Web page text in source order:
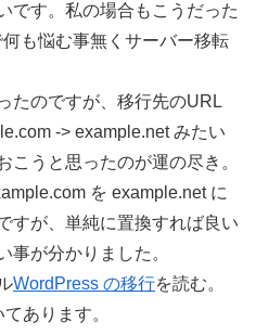
です。私の場合もこうだった
も悩む事無くサーバー移転
たのですが、移行先のURL
-> example.net みたい
こうと思ったのが運の尽き。
を example.net に
すが、単純に置換すれば良い
事が分かりました。
WordPress の移行を読む。
あります。